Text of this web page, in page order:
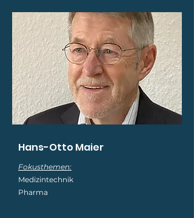
Hans-Otto Maier
Fokusthemen:
Medizintechnik
Pharma